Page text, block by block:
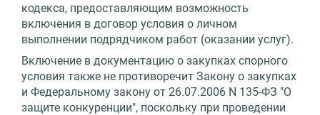
кодекса, предоставляющим возможность
включения в договор условия о личном
выполнении подрядчиком работ (оказании услуг).
Включение в документацию о закупках спорного
условия также не противоречит Закону о закупках
и Федеральному закону от 26.07.2006 N 135-ФЗ "О
защите конкуренции", поскольку при проведении